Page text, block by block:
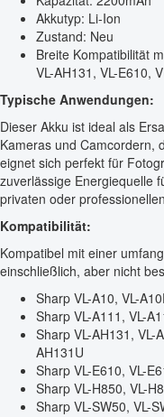
Akkutyp: Li-Ion
Zustand: Neu
Breite Kompatibilität
VL-AH131, VL-E610,
Typische Anwendungen:
Dieser Akku ist ideal als
Kameras und Camcordern,
eignet sich perfekt für
zuverlässige Energiequelle
privaten oder
Kompatibilität:
Kompatibel mit einer
einschließlich, aber nicht
Sharp VL-A10, VL-
Sharp VL-A111, VL-
Sharp VL-AH131, VL-
AH131U
Sharp VL-E610, VL-
Sharp VL-H850, VL-
Sharp VL-SW50, VL-